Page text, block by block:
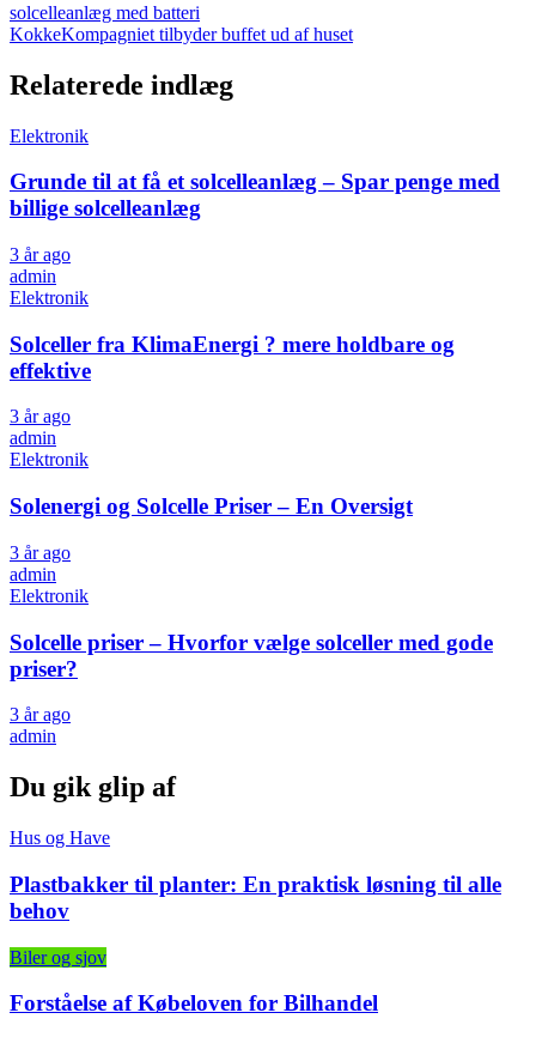
solcelleanlæg med batteri
KokkeKompagniet tilbyder buffet ud af huset
Relaterede indlæg
Elektronik
Grunde til at få et solcelleanlæg – Spar penge med
billige solcelleanlæg
3 år ago
admin
Elektronik
Solceller fra KlimaEnergi ? mere holdbare og
effektive
3 år ago
admin
Elektronik
Solenergi og Solcelle Priser – En Oversigt
3 år ago
admin
Elektronik
Solcelle priser – Hvorfor vælge solceller med gode
priser?
3 år ago
admin
Du gik glip af
Hus og Have
Plastbakker til planter: En praktisk løsning til alle
behov
Biler og sjov
Forståelse af Købeloven for Bilhandel